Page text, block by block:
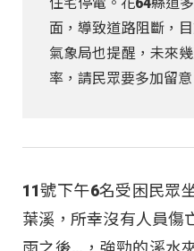
面，導致道路阻斷，
氣象局也提醒，未來
率，請民眾要多加留意
11號下午6名受困民眾
葉溪，所幸沒有人員傷